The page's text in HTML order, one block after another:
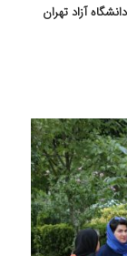
آزاد تهران